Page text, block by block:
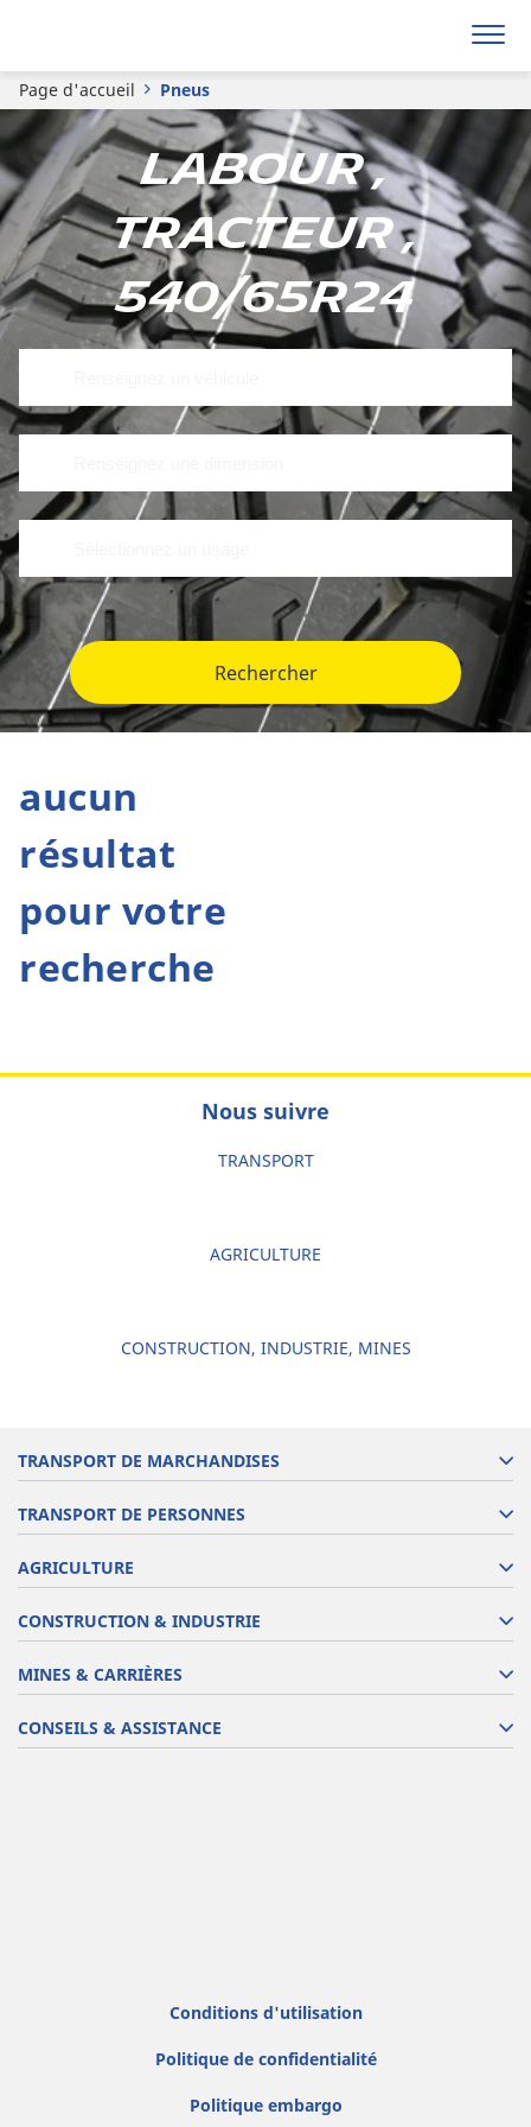
Page d'accueil Pneus
Labour ,
Tracteur ,
540/65R24
Rechercher
aucun
résultat
pour votre
recherche
Nous suivre
TRANSPORT
AGRICULTURE
CONSTRUCTION, INDUSTRIE, MINES
TRANSPORT DE MARCHANDISES
TRANSPORT DE PERSONNES
AGRICULTURE
CONSTRUCTION & INDUSTRIE
MINES & CARRIÈRES
CONSEILS & ASSISTANCE
Conditions d'utilisation
Politique de confidentialité
Politique embargo